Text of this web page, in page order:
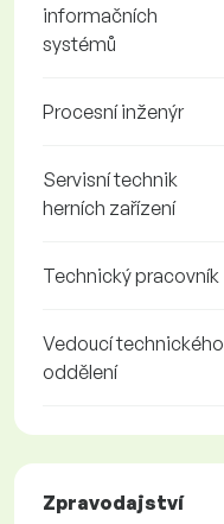
informačních
systémů
Procesní inženýr
Servisní technik
herních zařízení
Technický pracovník
Vedoucí technického
oddělení
Zpravodajství